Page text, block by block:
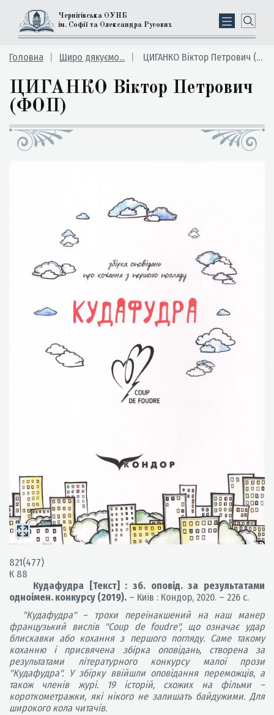
Чернігівська ОУНБ
ім. Софії та Олександра Русових
Головна Щиро дякуємо... ЦИГАНКО Віктор Петрович (ФОП)
ЦИГАНКО Віктор Петрович
(ФОП)
821(477)
К 88
Кудафудра [Текст] : зб. оповід. за результатами
одноімен. конкурсу (2019). – Київ : Кондор, 2020. – 226 с.
"Кудафудра" – трохи переінакшений на наш манер
французький вислів "Coup de foudre", що означає удар
блискавки або кохання з першого погляду. Саме такому
коханню і присвячена збірка оповідань, створена за
результатами літературного конкурсу малої прози
"Кудафудра". У збірку ввійшли оповідання переможців, а
також членів журі. 19 історій, схожих на фільми –
короткометражки, які нікого не залишать байдужими. Для
широкого кола читачів.